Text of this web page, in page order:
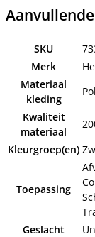
SKU
Merk
Materiaal
kleding
Kwaliteit
materiaal
Kleurgroep(en)
Toepassing
Geslacht